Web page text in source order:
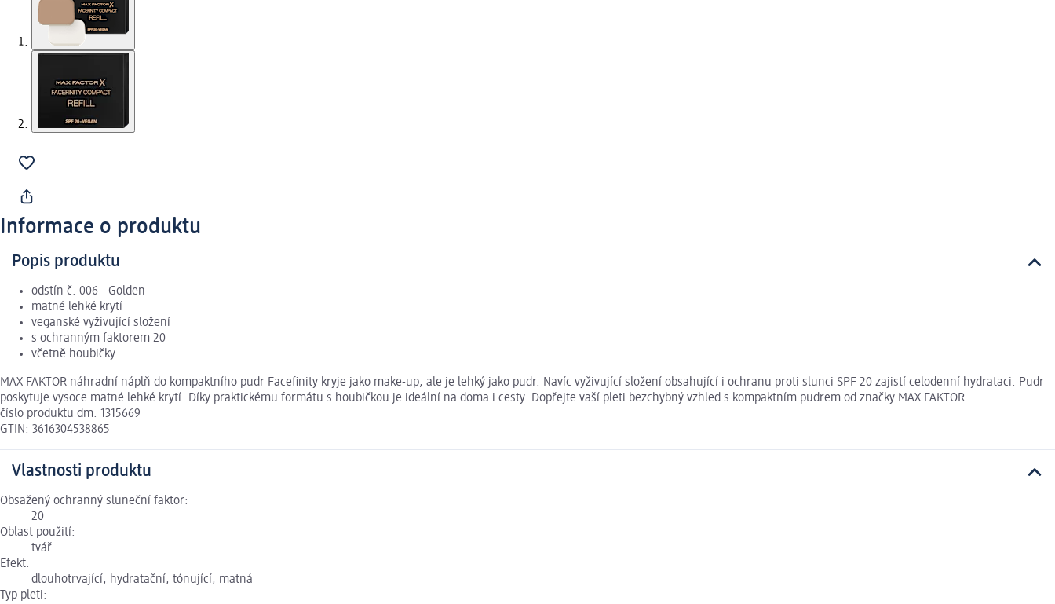
Informace o produktu
Popis produktu
odstín č. 006 - Golden
matné lehké krytí
veganské vyživující složení
s ochranným faktorem 20
včetně houbičky
MAX FAKTOR náhradní náplň do kompaktního pudr Facefinity kryje jako make-up, ale je lehký jako pudr. Navíc vyživující složení obsahující i ochranu proti slunci SPF 20 zajistí celodenní hydrataci. Pudr
poskytuje vysoce matné lehké krytí. Díky praktickému formátu s houbičkou je ideální na doma i cesty. Dopřejte vaší pleti bezchybný vzhled s kompaktním pudrem od značky MAX FAKTOR.
číslo produktu dm: 1315669
GTIN: 3616304538865
Vlastnosti produktu
Obsažený ochranný sluneční faktor:
20
Oblast použití:
tvář
Efekt:
dlouhotrvající, hydratační, tónující, matná
Typ pleti: